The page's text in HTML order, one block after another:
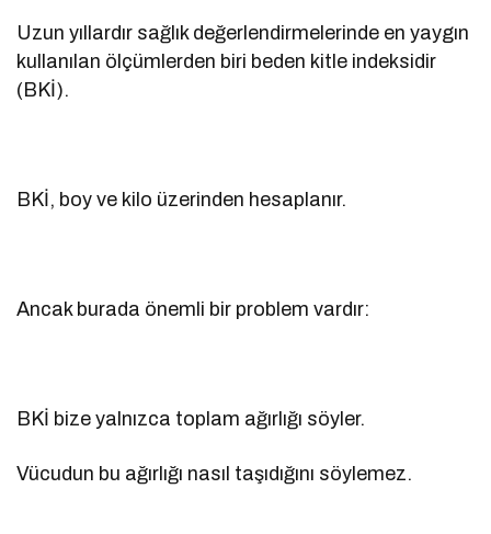
Uzun yıllardır sağlık değerlendirmelerinde en yaygın
kullanılan ölçümlerden biri beden kitle indeksidir
(BKİ).
BKİ, boy ve kilo üzerinden hesaplanır.
Ancak burada önemli bir problem vardır:
BKİ bize yalnızca toplam ağırlığı söyler.
Vücudun bu ağırlığı nasıl taşıdığını söylemez.